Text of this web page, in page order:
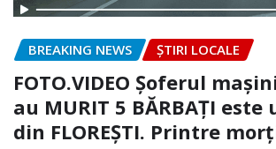
BREAKING NEWS ȘTIRI LOCALE
FOTO.VIDEO Șoferul
au MURIT 5 BĂRBAȚI
din FLOREȘTI. Printre